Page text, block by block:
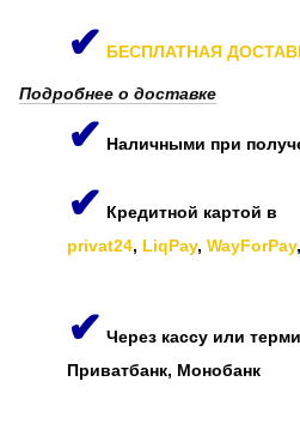
✔ БЕСПЛАТНАЯ
Подробнее о доставке
✔ Наличными при
✔ Кредитной картой в
privat24, LiqPay, WayForPay,
✔ Через кассу или
Приватбанк, Монобанк